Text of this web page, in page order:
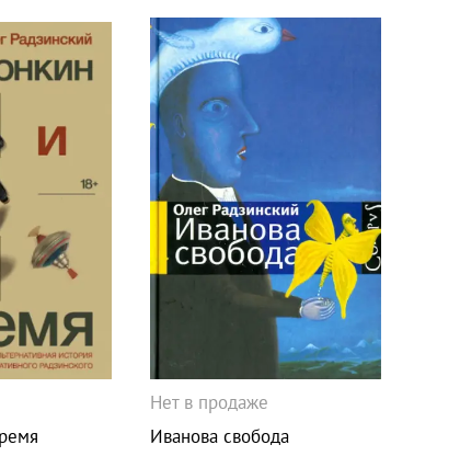
Нет в продаже
Иванова свобода